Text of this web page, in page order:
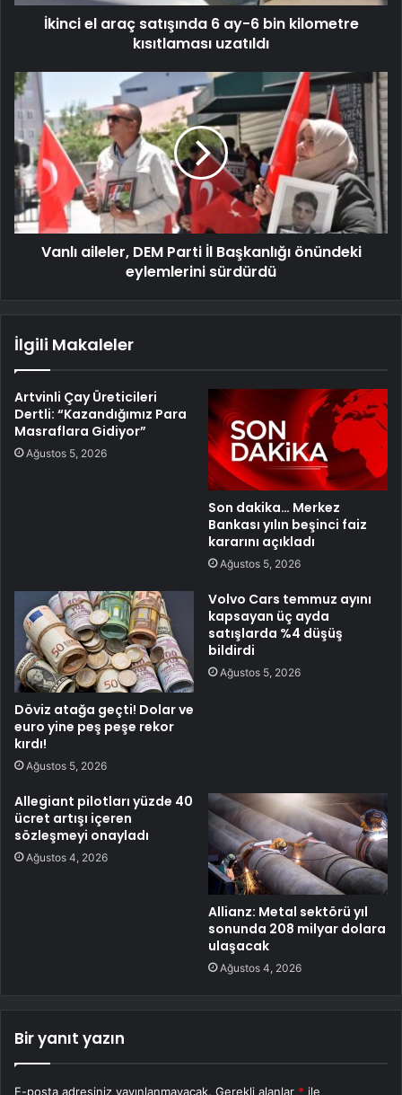
İkinci el araç satışında 6 ay-6 bin kilometre
kısıtlaması uzatıldı
Vanlı aileler, DEM Parti İl Başkanlığı önündeki
eylemlerini sürdürdü
İlgili Makaleler
Artvinli Çay Üreticileri
Dertli: “Kazandığımız Para
Masraflara Gidiyor”
Ağustos 5, 2026
Son dakika… Merkez
Bankası yılın beşinci faiz
kararını açıkladı
Ağustos 5, 2026
Döviz atağa geçti! Dolar ve
euro yine peş peşe rekor
kırdı!
Ağustos 5, 2026
Volvo Cars temmuz ayını
kapsayan üç ayda
satışlarda %4 düşüş
bildirdi
Ağustos 5, 2026
Allegiant pilotları yüzde 40
ücret artışı içeren
sözleşmeyi onayladı
Ağustos 4, 2026
Allianz: Metal sektörü yıl
sonunda 208 milyar dolara
ulaşacak
Ağustos 4, 2026
Bir yanıt yazın
E-posta adresiniz yayınlanmayacak. Gerekli alanlar * ile